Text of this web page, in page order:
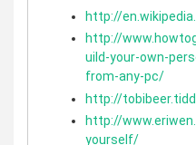
http://
http://
uild-your-own-
from-any-pc/
http://
http://
yourself/